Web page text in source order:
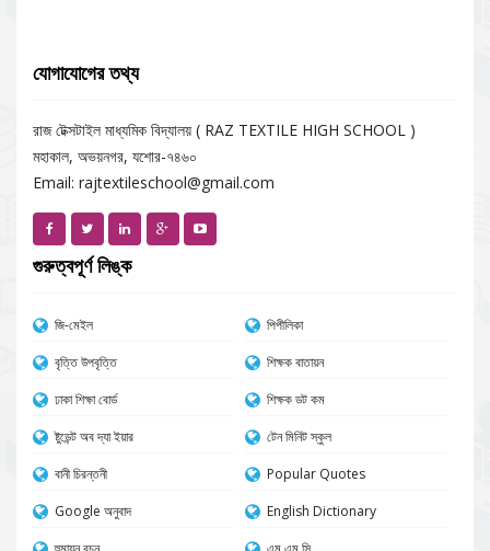
যোগাযোগের তথ্য
রাজ টেক্সটাইল মাধ্যমিক বিদ্যালয় ( RAZ TEXTILE HIGH SCHOOL )
মহাকাল, অভয়নগর, যশোর-৭৪৬০
Email: rajtextileschool@gmail.com
গুরুত্বপূর্ণ লিঙ্ক
জি-মেইল
পিপীলিকা
বৃত্তি উপবৃত্তি
শিক্ষক বাতায়ন
ঢাকা শিক্ষা বোর্ড
শিক্ষক ডট কম
ষ্টুডেন্ট অব দ্যা ইয়ার
টেন মিনিট স্কুল
বানী চিরন্তনী
Popular Quotes
Google অনুবাদ
English Dictionary